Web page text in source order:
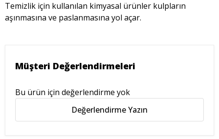
Temizlik için kullanılan kimyasal ürünler kulpların
aşınmasına ve paslanmasına yol açar.
Müşteri Değerlendirmeleri
Bu ürün için değerlendirme yok
Değerlendirme Yazın